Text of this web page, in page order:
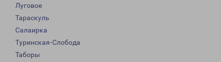
Луговое
Тараскуль
Салаирка
Туринская-Слобода
Таборы